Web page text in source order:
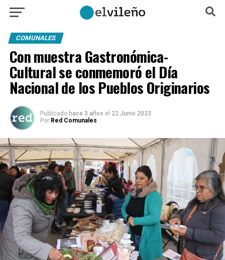
COMUNALES
Con muestra Gastronómica-
Cultural se conmemoró el Día
Nacional de los Pueblos Originarios
Publicado hace 3 años el 22 Junio 2023
Por Red Comunales